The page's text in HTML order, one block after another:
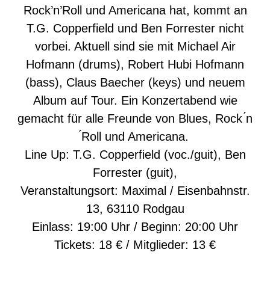
Rock’n’Roll und Americana hat, kommt an
T.G. Copperfield und Ben Forrester nicht
vorbei. Aktuell sind sie mit Michael Air
Hofmann (drums), Robert Hubi Hofmann
(bass), Claus Baecher (keys) und neuem
Album auf Tour. Ein Konzertabend wie
gemacht für alle Freunde von Blues, Rock ́n
́Roll und Americana.
Line Up: T.G. Copperfield (voc./guit), Ben
Forrester (guit),
Veranstaltungsort: Maximal / Eisenbahnstr.
13, 63110 Rodgau
Einlass: 19:00 Uhr / Beginn: 20:00 Uhr
Tickets: 18 € / Mitglieder: 13 €